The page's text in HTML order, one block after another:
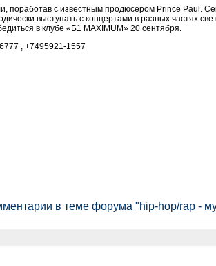
поработав с известным продюсером Prince Paul.
выступать с концертами в разных частях
в клубе «Б1 MAXIMUM» 20 сентября.
, +7495921-1557
в теме форума "hip-hop/rap -